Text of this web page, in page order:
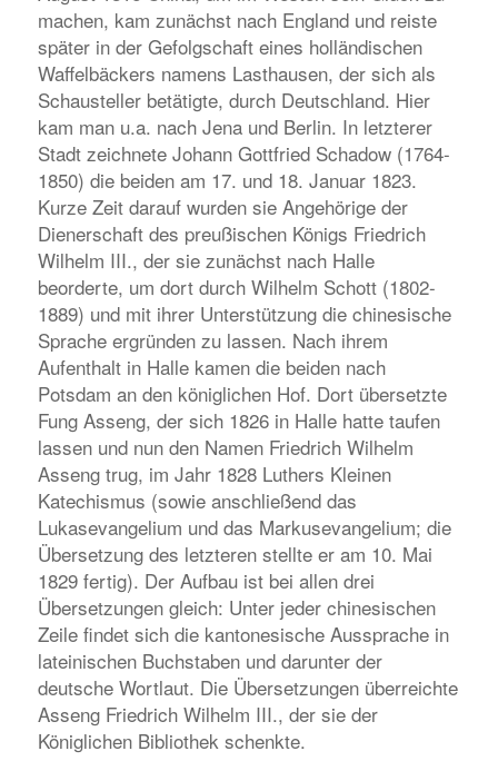
machen, kam zunächst nach England und reiste
später in der Gefolgschaft eines holländischen
Waffelbäckers namens Lasthausen, der sich als
Schausteller betätigte, durch Deutschland. Hier
kam man u.a. nach Jena und Berlin. In letzterer
Stadt zeichnete Johann Gottfried Schadow (1764-
1850) die beiden am 17. und 18. Januar 1823.
Kurze Zeit darauf wurden sie Angehörige der
Dienerschaft des preußischen Königs Friedrich
Wilhelm III., der sie zunächst nach Halle
beorderte, um dort durch Wilhelm Schott (1802-
1889) und mit ihrer Unterstützung die chinesische
Sprache ergründen zu lassen. Nach ihrem
Aufenthalt in Halle kamen die beiden nach
Potsdam an den königlichen Hof. Dort übersetzte
Fung Asseng, der sich 1826 in Halle hatte taufen
lassen und nun den Namen Friedrich Wilhelm
Asseng trug, im Jahr 1828 Luthers Kleinen
Katechismus (sowie anschließend das
Lukasevangelium und das Markusevangelium; die
Übersetzung des letzteren stellte er am 10. Mai
1829 fertig). Der Aufbau ist bei allen drei
Übersetzungen gleich: Unter jeder chinesischen
Zeile findet sich die kantonesische Aussprache in
lateinischen Buchstaben und darunter der
deutsche Wortlaut. Die Übersetzungen überreichte
Asseng Friedrich Wilhelm III., der sie der
Königlichen Bibliothek schenkte.